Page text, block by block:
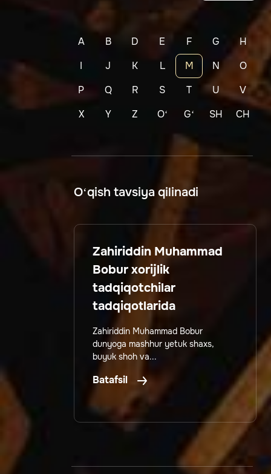
A B D E F G
H
I
J K L M N
O
P
Q R S T U
V
X
Y Z Oʻ Gʻ SH CH
O‘qish tavsiya qilinadi
Zahiriddin Muhammad
Bobur xorijlik
tadqiqotchilar
tadqiqotlarida
Zahiriddin Muhammad Bobur
dunyoga mashhur yetuk shaxs,
buyuk shoh va...
Batafsil